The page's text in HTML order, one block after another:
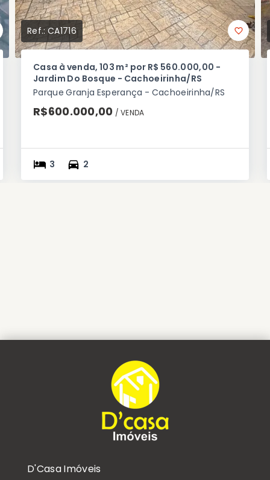
Ref.:CA1716
Casa à venda, 103 m² por R$ 560.000,00 -
Jardim Do Bosque - Cachoeirinha/RS
Parque Granja Esperança - Cachoeirinha/RS
R$600.000,00 / VENDA
3 2
D'Casa Imóveis